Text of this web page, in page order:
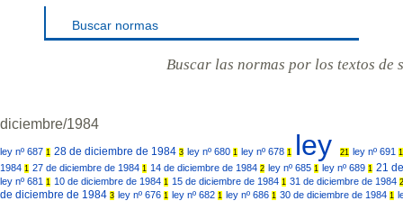
Buscar normas
Buscar las normas por los textos de
diciembre/1984
ley nº 687 1 28 de diciembre de 1984 3 ley nº 680 1 ley nº 678 1 ley 21 ley nº 691 1
1984 1 27 de diciembre de 1984 1 14 de diciembre de 1984 2 ley nº 685 1 ley nº 689 1 21
ley nº 681 1 10 de diciembre de 1984 1 15 de diciembre de 1984 1 31 de diciembre de 1984 2
de diciembre de 1984 3 ley nº 676 1 ley nº 682 1 ley nº 686 1 30 de diciembre de 1984 1